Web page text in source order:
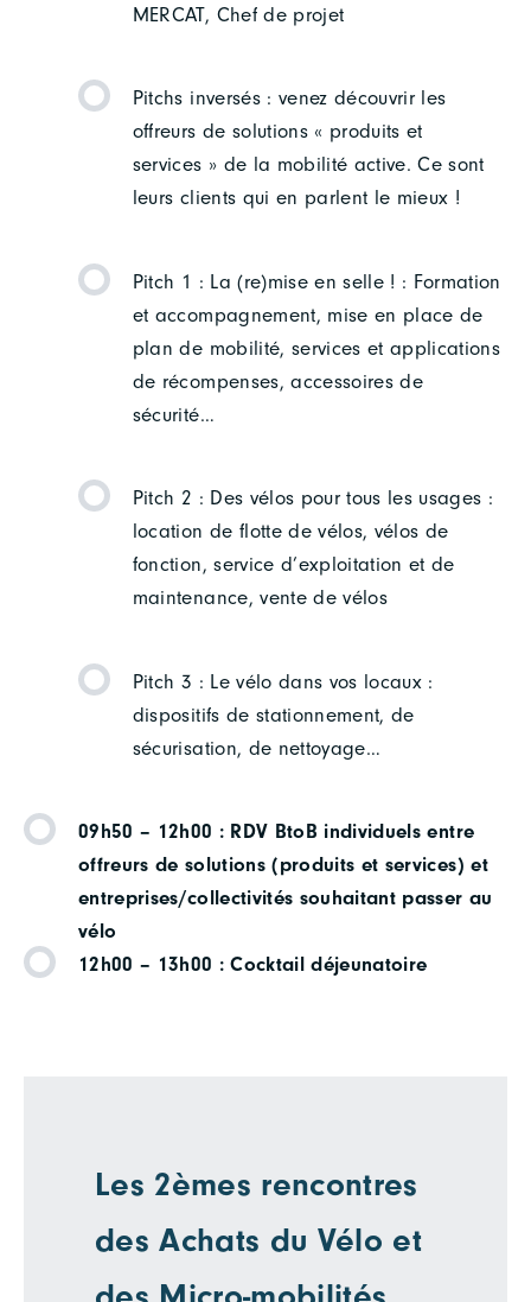
MERCAT, Chef de projet
Pitchs inversés : venez découvrir les
offreurs de solutions « produits et
services » de la mobilité active. Ce sont
leurs clients qui en parlent le mieux !
Pitch 1 : La (re)mise en selle ! : Formation
et accompagnement, mise en place de
plan de mobilité, services et applications
de récompenses, accessoires de
sécurité…
Pitch 2 : Des vélos pour tous les usages :
location de flotte de vélos, vélos de
fonction, service d’exploitation et de
maintenance, vente de vélos
Pitch 3 : Le vélo dans vos locaux :
dispositifs de stationnement, de
sécurisation, de nettoyage…
09h50 – 12h00 : RDV BtoB individuels entre
offreurs de solutions (produits et services) et
entreprises/collectivités souhaitant passer au
vélo
12h00 – 13h00 : Cocktail déjeunatoire
Les 2èmes rencontres
des Achats du Vélo et